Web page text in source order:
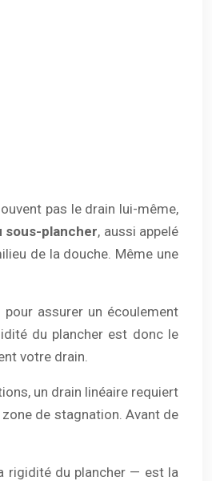
pas le drain lui-même,
sous-plancher, aussi appelé
de la douche. Même une
pour assurer un écoulement
du plancher est donc le
votre drain.
un drain linéaire requiert
de stagnation. Avant de
rigidité du plancher — est la